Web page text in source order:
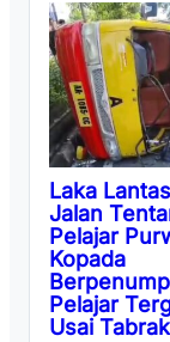
Laka
Jalan
Pelajar
Kopada
Pelajar
Usai